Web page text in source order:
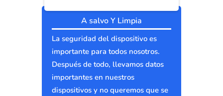
A salvo Y Limpia
La seguridad del dispositivo es
importante para todos nosotros.
Después de todo, llevamos datos
importantes en nuestros
dispositivos y no queremos que se